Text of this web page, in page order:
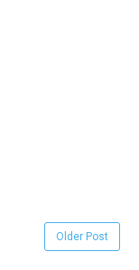
Older Post